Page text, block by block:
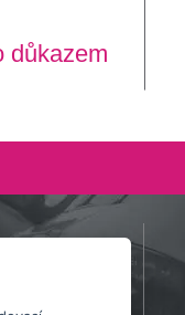
důkazem